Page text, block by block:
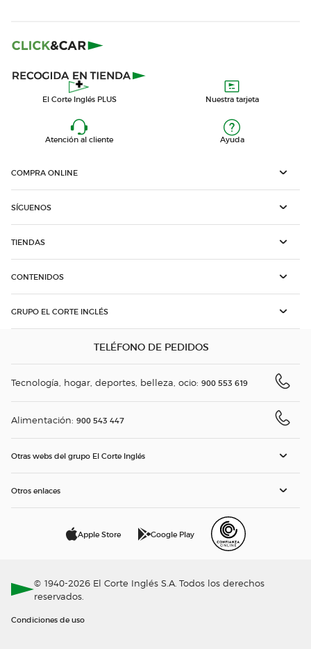
El Corte Inglés PLUS Nuestra tarjeta
Atención al cliente Ayuda
COMPRA ONLINE
SÍGUENOS
TIENDAS
CONTENIDOS
GRUPO EL CORTE INGLÉS
TELÉFONO DE PEDIDOS
Tecnología, hogar, deportes, belleza, ocio: 900 553 619
Alimentación: 900 543 447
Otras webs del grupo El Corte Inglés
Otros enlaces
Apple Store Google Play
© 1940-2026 El Corte Inglés S.A. Todos los derechos
reservados.
Condiciones de uso